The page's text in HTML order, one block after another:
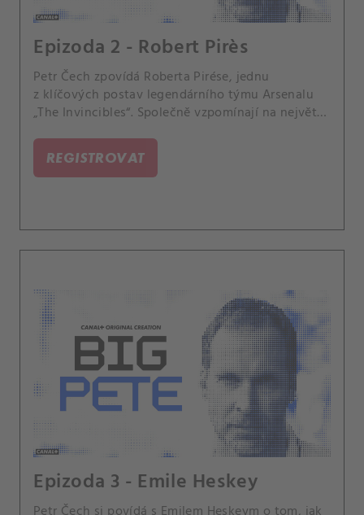
Epizoda 2 - Robert Pirès
Petr Čech zpovídá Roberta Pirése, jednu
z klíčových postav legendárního týmu Arsenalu
„The Invincibles“. Společně vzpomínají na největší
anglický fotbal.
REGISTROVAT
Epizoda 3 - Emile Heskey